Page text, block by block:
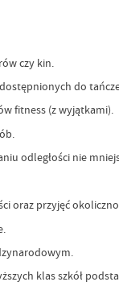
czy kin.
do
fitness (z wyjątkami).
odległości nie
oraz przyjęć
klas szkół